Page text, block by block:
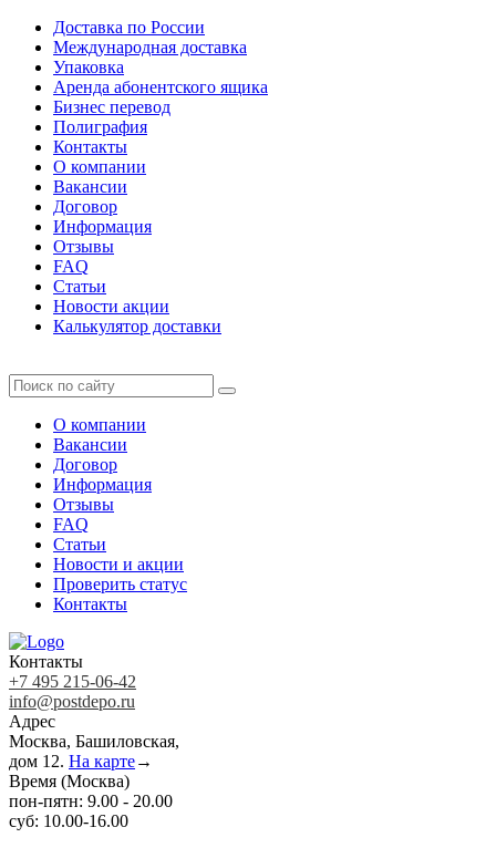
Доставка по России
Международная доставка
Упаковка
Аренда абонентского ящика
Бизнес перевод
Полиграфия
Контакты
О компании
Вакансии
Договор
Информация
Отзывы
FAQ
Статьи
Новости акции
Калькулятор доставки
О компании
Вакансии
Договор
Информация
Отзывы
FAQ
Статьи
Новости и акции
Проверить статус
Контакты
Контакты
+7 495 215-06-42
info@postdepo.ru
Адрес
Москва, Башиловская,
дом 12. На карте→
Время (Москва)
пон-пятн: 9.00 - 20.00
суб: 10.00-16.00